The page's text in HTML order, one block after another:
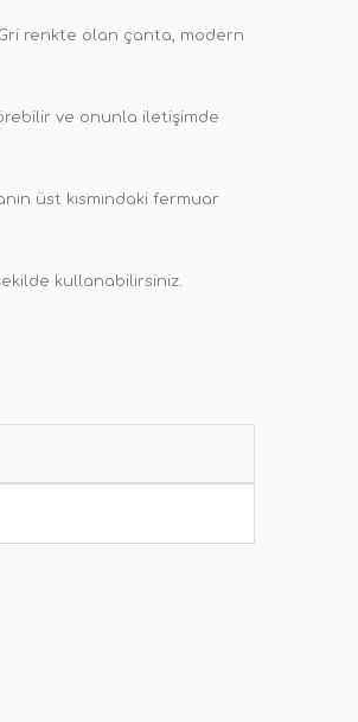
Gri renkte olan çanta, modern
ve onunla iletişimde
üst kısmındaki fermuar
kullanabilirsiniz.